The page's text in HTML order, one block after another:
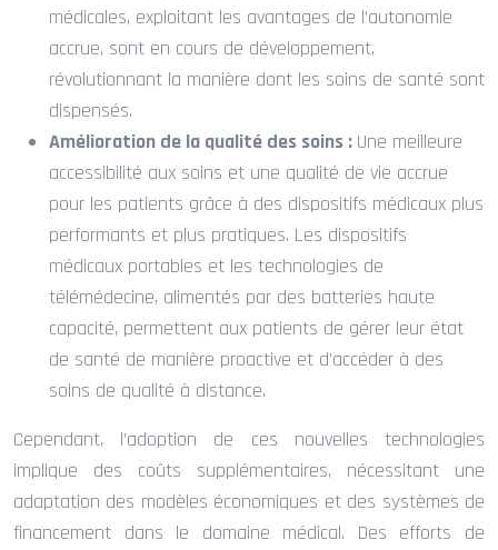
médicales, exploitant les avantages de l’autonomie
accrue, sont en cours de développement,
révolutionnant la manière dont les soins de santé sont
dispensés.
Amélioration de la qualité des soins : Une meilleure
accessibilité aux soins et une qualité de vie accrue
pour les patients grâce à des dispositifs médicaux plus
performants et plus pratiques. Les dispositifs
médicaux portables et les technologies de
télémédecine, alimentés par des batteries haute
capacité, permettent aux patients de gérer leur état
de santé de manière proactive et d’accéder à des
soins de qualité à distance.
Cependant, l’adoption de ces nouvelles technologies
implique des coûts supplémentaires, nécessitant une
adaptation des modèles économiques et des systèmes de
financement dans le domaine médical. Des efforts de